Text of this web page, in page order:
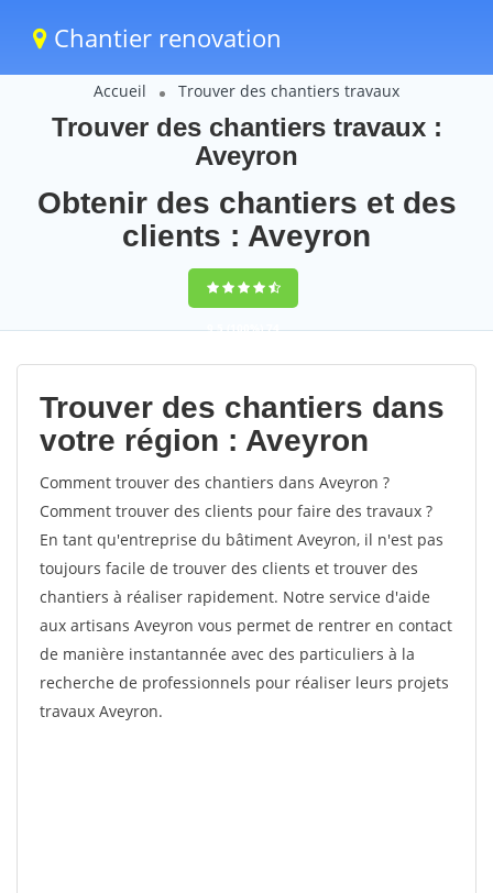
Chantier renovation
Accueil Trouver des chantiers travaux
Trouver des chantiers travaux :
Aveyron
Obtenir des chantiers et des
clients : Aveyron
9,5(100%)74
votes
Trouver des chantiers dans
votre région : Aveyron
Comment trouver des chantiers dans Aveyron ?
Comment trouver des clients pour faire des travaux ?
En tant qu'entreprise du bâtiment Aveyron, il n'est pas
toujours facile de trouver des clients et trouver des
chantiers à réaliser rapidement. Notre service d'aide
aux artisans Aveyron vous permet de rentrer en contact
de manière instantannée avec des particuliers à la
recherche de professionnels pour réaliser leurs projets
travaux Aveyron.